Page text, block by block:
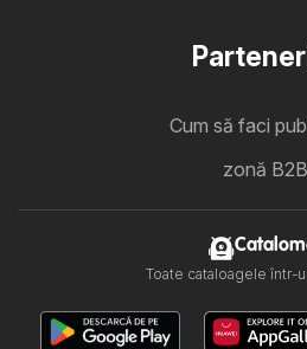
Cum să faci
zonă B2B
Toate cataloagele într-